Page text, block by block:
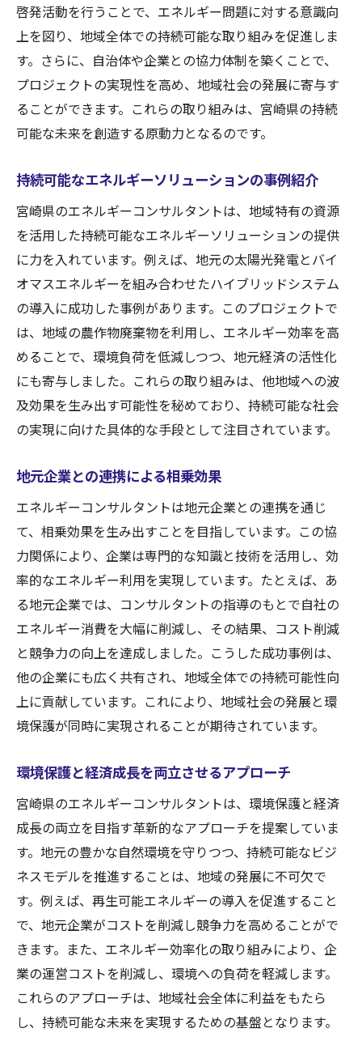
地域資源活用の成功事例分析
地域の生態系と調和するエネルギー利用法
地元企業との協力体制構築の重要性
地域資源を活用した新商品・サービスの可
影響
エネルギー効率化による地元産業の競争力
強化
地域経済活性化を促進するエネルギー戦略
エネルギーコスト削減がもたらす利益
地元労働者の雇用創出と技能向上
エネルギー効率化プロジェクトの経済効果
サステイナブルな経済成長への貢献
再生可能エネルギー導入で地域活性化を図るコ
ンサル戦略
地域に適した再生可能エネルギーの選定
エネルギー自給自足を目指す地域プロジェ
再生可能エネルギー導入の成功事例
地域経済と環境のバランスを取るアプロー
チ
地元住民の参加を促すエネルギー戦略
再生可能エネルギー普及のための課題と解
決策
エネルギーコンサルが支える地域企業の成長と
未来
企業成長を支えるエネルギー戦略の導入
策
エネルギー効率化がもたらす企業の競争優
位性
地域企業への具体的なサポート事例
未来を切り開くためのエネルギー投資戦略
宮崎県の特性を活かしたエネルギーコンサルテ
ィングの役割
地域の自然環境を考慮したエネルギー開発
地方自治体との連携による地域振興
啓発活動を行うことで、エネルギー問題に対する意識向
上を図り、地域全体での持続可能な取り組みを促進しま
す。さらに、自治体や企業との協力体制を築くことで、
プロジェクトの実現性を高め、地域社会の発展に寄与す
ることができます。これらの取り組みは、宮崎県の持続
可能な未来を創造する原動力となるのです。
持続可能なエネルギーソリューションの事例紹介
宮崎県のエネルギーコンサルタントは、地域特有の資源
を活用した持続可能なエネルギーソリューションの提供
に力を入れています。例えば、地元の太陽光発電とバイ
オマスエネルギーを組み合わせたハイブリッドシステム
の導入に成功した事例があります。このプロジェクトで
は、地域の農作物廃棄物を利用し、エネルギー効率を高
めることで、環境負荷を低減しつつ、地元経済の活性化
にも寄与しました。これらの取り組みは、他地域への波
及効果を生み出す可能性を秘めており、持続可能な社会
の実現に向けた具体的な手段として注目されています。
地元企業との連携による相乗効果
エネルギーコンサルタントは地元企業との連携を通じ
て、相乗効果を生み出すことを目指しています。この協
力関係により、企業は専門的な知識と技術を活用し、効
率的なエネルギー利用を実現しています。たとえば、あ
る地元企業では、コンサルタントの指導のもとで自社の
エネルギー消費を大幅に削減し、その結果、コスト削減
と競争力の向上を達成しました。こうした成功事例は、
他の企業にも広く共有され、地域全体での持続可能性向
上に貢献しています。これにより、地域社会の発展と環
境保護が同時に実現されることが期待されています。
環境保護と経済成長を両立させるアプローチ
宮崎県のエネルギーコンサルタントは、環境保護と経済
成長の両立を目指す革新的なアプローチを提案していま
す。地元の豊かな自然環境を守りつつ、持続可能なビジ
ネスモデルを推進することは、地域の発展に不可欠で
す。例えば、再生可能エネルギーの導入を促進すること
で、地元企業がコストを削減し競争力を高めることがで
きます。また、エネルギー効率化の取り組みにより、企
業の運営コストを削減し、環境への負荷を軽減します。
これらのアプローチは、地域社会全体に利益をもたら
し、持続可能な未来を実現するための基盤となります。